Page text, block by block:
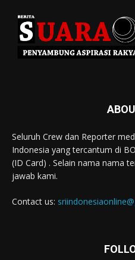
Seluruh Crew dan Reporter
Indonesia yang tercantum di
(ID Card) . Selain nama nama
jawab kami.
Contact us: